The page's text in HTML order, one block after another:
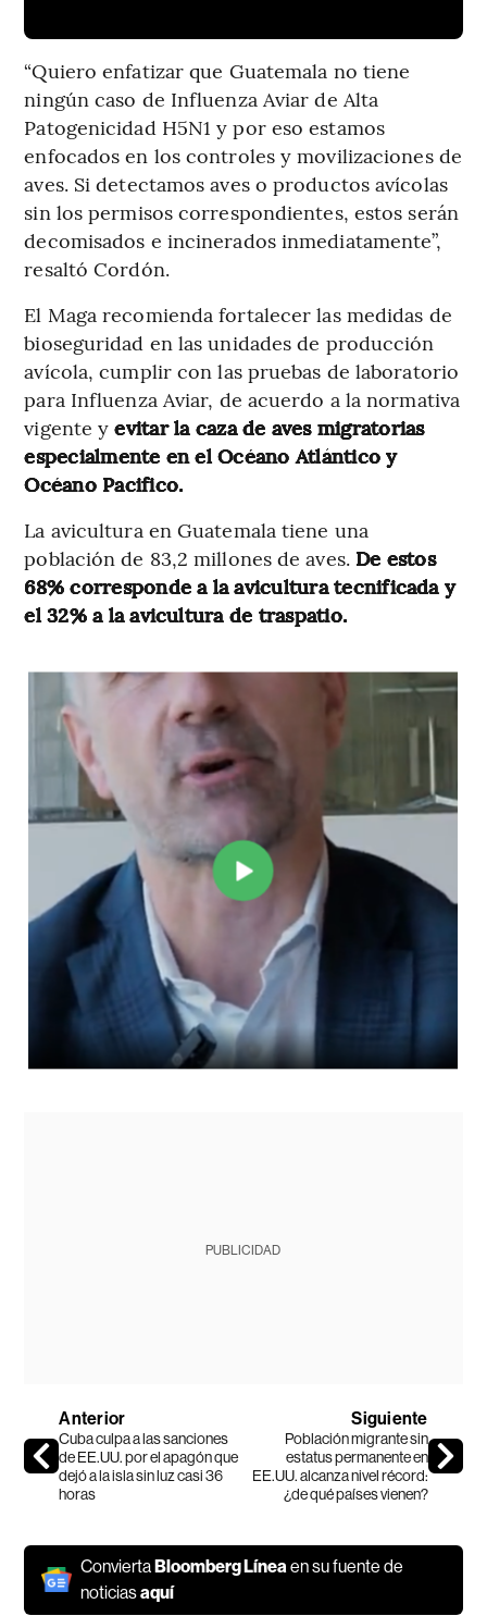
“Quiero enfatizar que Guatemala no tiene
ningún caso de Influenza Aviar de Alta
Patogenicidad H5N1 y por eso estamos
enfocados en los controles y movilizaciones de
aves. Si detectamos aves o productos avícolas
sin los permisos correspondientes, estos serán
decomisados e incinerados inmediatamente”,
resaltó Cordón.
El Maga recomienda fortalecer las medidas de
bioseguridad en las unidades de producción
avícola, cumplir con las pruebas de laboratorio
para Influenza Aviar, de acuerdo a la normativa
vigente yevitar la caza de aves migratorias
especialmente en el Océano Atlántico y
Océano Pacifico.
La avicultura en Guatemala tiene una
población de 83,2 millones de aves. De estos
68% corresponde a la avicultura tecnificada y
el 32% a la avicultura de traspatio.
PUBLICIDAD
Anterior
Cuba culpa a las sanciones
de EE.UU. por el apagón que
dejó a la isla sin luz casi 36
horas
Siguiente
Población migrante sin
estatus permanente en
EE.UU. alcanza nivel récord:
¿de qué países vienen?
ConviertaBloomberg Línea en su fuente de
noticiasaquí